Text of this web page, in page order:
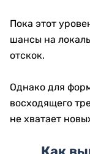
Пока этот
шансы на
отскок.
Однако для
восходящего
не хватает